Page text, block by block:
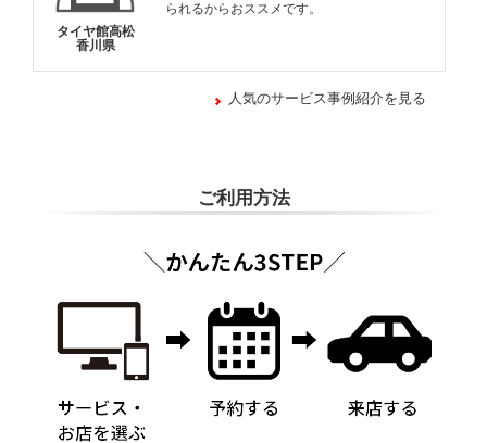
タイヤ館高松
香川県
られるからおススメです。
人気のサービス事例紹介を見る
ご利用方法